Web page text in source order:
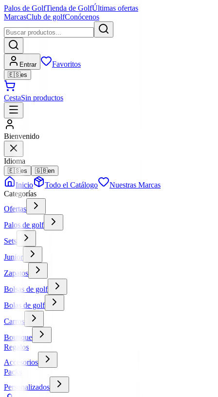
Palos de GolfTienda de GolfÚltimas ofertas
MarcasClub de golfConócenos
Entrar Favoritos
🇪🇸es
CestaSin productos
Bienvenido
Idioma
🇪🇸es 🇬🇧en
Inicio Todo el Catálogo
Nuestras Marcas
Categorías
Ofertas
Palos de golf
Sets
Junior
Zapatos
Bolsas de golf
Bolas de golf
Carros
Boutique
Regalos
Accesorios
Packs
Personalizados